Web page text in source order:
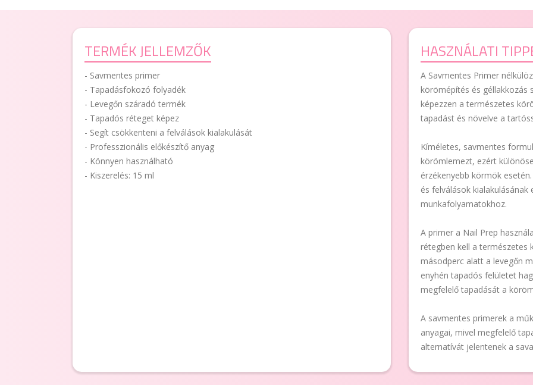
TERMÉK JELLEMZŐK
- Savmentes primer
- Tapadásfokozó folyadék
- Levegőn száradó termék
- Tapadós réteget képez
- Segít csökkenteni a felválások kialakulását
- Professzionális előkészítő anyag
- Könnyen használható
- Kiszerelés: 15 ml
HASZNÁLATI
A Savmentes Primer
körömépítés és géllakkozás
képezzen a természetes
tapadást és növelve a
Kíméletes, savmentes
körömlemezt, ezért
érzékenyebb körmök
és felválások
munkafolyamatokhoz.
A primer a Nail Prep
rétegben kell a természetes
másodperc alatt a levegőn
enyhén tapadós felületet
megfelelő tapadását a
A savmentes primerek a
anyagai, mivel megfelelő
alternatívát jelentenek a